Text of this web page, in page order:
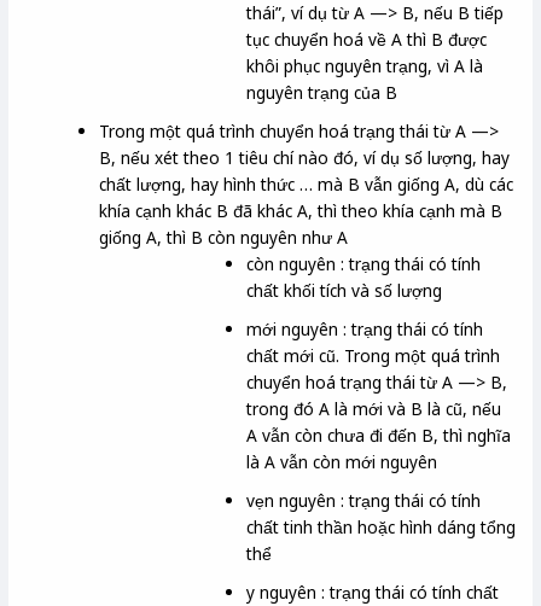
thái”, ví dụ từ A —> B, nếu B tiếp
tục chuyển hoá về A thì B được
khôi phục nguyên trạng, vì A là
nguyên trạng của B
Trong một quá trình chuyển hoá trạng thái từ A —>
B, nếu xét theo 1 tiêu chí nào đó, ví dụ số lượng, hay
chất lượng, hay hình thức … mà B vẫn giống A, dù các
khía cạnh khác B đã khác A, thì theo khía cạnh mà B
giống A, thì B còn nguyên như A
còn nguyên : trạng thái có tính
chất khối tích và số lượng
mới nguyên : trạng thái có tính
chất mới cũ. Trong một quá trình
chuyển hoá trạng thái từ A —> B,
trong đó A là mới và B là cũ, nếu
A vẫn còn chưa đi đến B, thì nghĩa
là A vẫn còn mới nguyên
vẹn nguyên : trạng thái có tính
chất tinh thần hoặc hình dáng tổng
thể
y nguyên : trạng thái có tính chất